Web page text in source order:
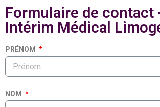
Formulaire de contact
Intérim Médical
PRÉNOM
NOM